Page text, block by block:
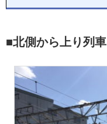
■北側から上り列車